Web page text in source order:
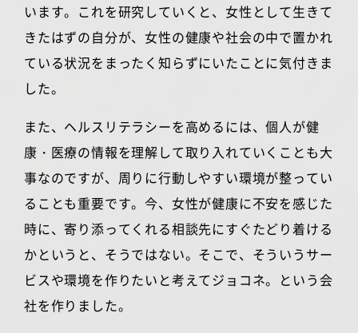
います。これを研究していくと、女性として生きて
きたはずの自分が、女性の健康や社会の中で置かれ
ている状況をまったく知らずにいたことに気付きま
した。
また、ヘルスリテラシーを高めるには、個人が健
康・医療の情報を理解して取り入れていくことも大
事なのですが、周りに行動しやすい環境が整ってい
ることも重要です。今、女性が健康に不安を感じた
時に、寄り添ってくれる相談先にすぐたどり着ける
かというと、そうではない。そこで、そういうサー
ビスや環境を作りたいと考えてジョコネ。という会
社を作りました。